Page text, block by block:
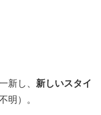
新し、 新しいスタイ
明）。